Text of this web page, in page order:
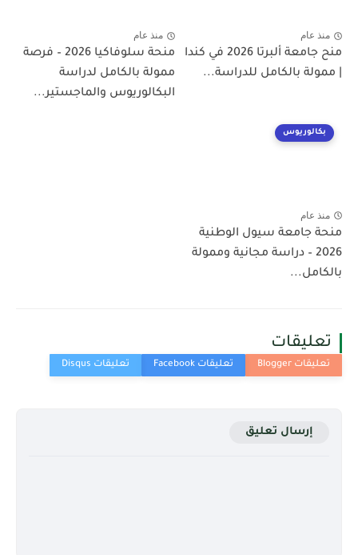
منذ عام
منح جامعة ألبرتا 2026 في كندا
| ممولة بالكامل للدراسة...
منذ عام
منحة سلوفاكيا 2026 – فرصة
ممولة بالكامل لدراسة
البكالوريوس والماجستير...
بكالوريوس
منذ عام
منحة جامعة سيول الوطنية
2026 – دراسة مجانية وممولة
بالكامل...
تعليقات
إرسال تعليق